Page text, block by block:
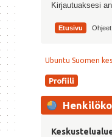
Kirjautuaksesi
Etusivu Ohjeet
Ubuntu Suomen
Profiili